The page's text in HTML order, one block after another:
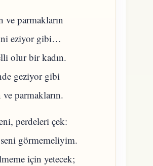
parmakların
eziyor gibi…
olur bir kadın.
geziyor gibi
parmakların.
perdeleri çek:
görmemeliyim.
için yetecek;